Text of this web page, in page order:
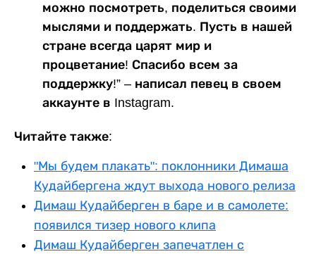
можно посмотреть, поделиться своими
мыслями и поддержать. Пусть в нашей
стране всегда царят мир и
процветание! Спасибо всем за
поддержку!” – написал певец в своем
аккаунте в Instagram.
Читайте также:
"Мы будем плакать": поклонники Димаша
Кудайбергена ждут выхода нового релиза
Димаш Кудайберген в баре и в самолете:
появился тизер нового клипа
Димаш Кудайберген запечатлен с